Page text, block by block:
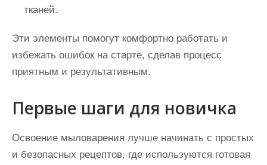
тканей.
Эти элементы помогут комфортно работать и
избежать ошибок на старте, сделав процесс
приятным и результативным.
Первые шаги для новичка
Освоение мыловарения лучше начинать с простых
и безопасных рецептов, где используются готовая